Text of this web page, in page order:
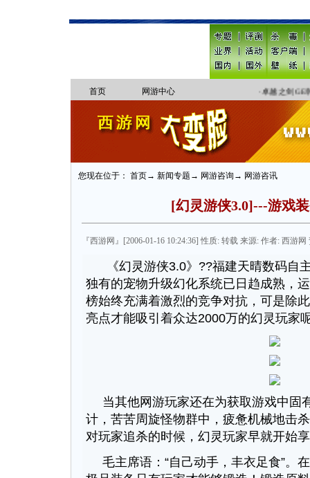
首页 网游中心 卓越之剑GE
您现在位于： 首页→ 新闻专题→ 网游咨询→ 网游咨讯
[幻灵游侠3.0]---游戏
『西游网』[2006-01-16 10:24:36] 性质: 转载 来源: 作者: 西游网
《幻灵游侠3.0》??福建天晴数码自
独有的宠物升级幻化系统已日趋成熟，
榜始终充满着激烈的竞争对抗，可是除
亮点才能吸引着众达2000万的幻灵玩家
当其他网游玩家还在为获取游戏中固
计，苦苦周旋怪物群中，疲惫机械地击
对玩家追杀的时候，幻灵玩家早就开始
毛主席语：“自己动手，丰衣足食”。